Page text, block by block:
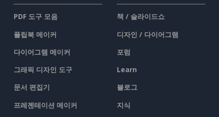
PDF 도구 모음
플립북 메이커
다이어그램 메이커
그래픽 디자인 도구
문서 편집기
프레젠테이션 메이커
책 / 슬라이드쇼
디자인 / 다이어그램
포럼
Learn
블로그
지식